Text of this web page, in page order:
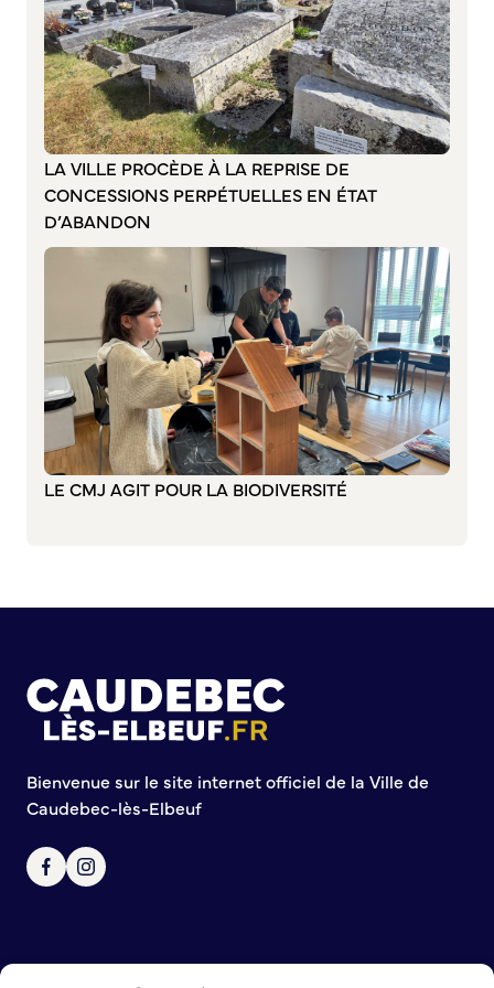
LA VILLE PROCÈDE À LA REPRISE DE
CONCESSIONS PERPÉTUELLES EN ÉTAT
D’ABANDON
LE CMJ AGIT POUR LA BIODIVERSITÉ
Bienvenue sur le site internet officiel de la Ville de
Caudebec-lès-Elbeuf
Annuaire des associations
Mise à jour de l’annuaire des associations
S’engager auprès d’une association
Sport Loisirs
Annuaire des équipements de sport et de loisirs
Annuaire des clubs sportifs
Mise à jour de l’annuaire des clubs sportifs
Caudebec Rando
International
Les jumelages
PARTICIPER – IMAGINER DEMAIN
Démocratie locale et concertation
Conseil municipal des Sages
Le Centre municipal
Les Cavées Est